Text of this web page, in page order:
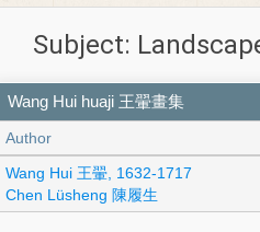
Subject:
Wang Hui huaji 王翬畫集
Author
Wang Hui 王翬, 1632-1717
Chen Lüsheng 陳履生